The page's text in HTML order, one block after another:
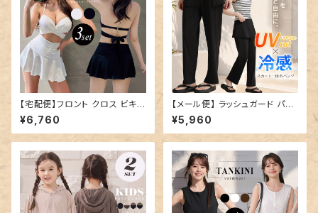
【宅配便】フロント クロス ビキニ
水着 レディース 体型カバー／h
ys3437
¥6,760
【メール便】 ラッシュガード パン
ツ レディース ロング／swimw
ear-b021
¥5,960